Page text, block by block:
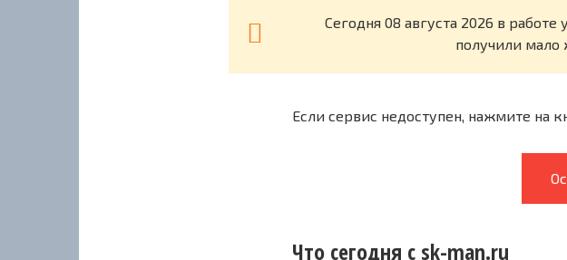
Cегодня 08 августа 2026 в
получили мало
Если сервис недоступен, нажмите на
Что сегодня с sk-man.ru